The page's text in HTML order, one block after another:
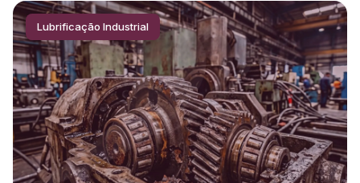
Lubrificação Industrial